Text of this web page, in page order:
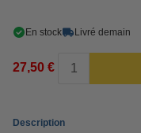
En stock Livré demain
27,50 €
Description